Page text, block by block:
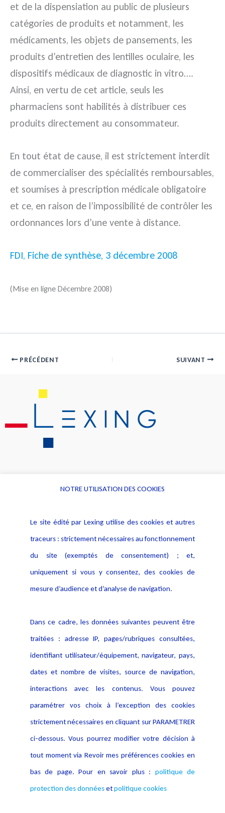
et de la dispensiation au public de plusieurs
catégories de produits et notamment, les
médicaments, les objets de pansements, les
produits d’entretien des lentilles oculaire, les
dispositifs médicaux de diagnostic in vitro….
Ainsi, en vertu de cet article, seuls les
pharmaciens sont habilités à distribuer ces
produits directement au consommateur.
En tout état de cause, il est strictement interdit
de commercialiser des spécialités remboursables,
et soumises à prescription médicale obligatoire
et ce, en raison de l’impossibilité de contrôler les
ordonnances lors d’une vente à distance.
FDI, Fiche de synthèse, 3 décembre 2008
(Mise en ligne Décembre 2008)
PRÉCÉDENT SUIVANT
Alerte professionnelle
Déclaration d'accessibilité
Notice Légale
Politique de protection des
données
Publications
NOTRE UTILISATION DES COOKIES
Le site édité par Lexing utilise des cookies et autres
traceurs : strictement nécessaires au fonctionnement
du site (exemptés de consentement) ; et,
uniquement si vous y consentez, des cookies de
mesure d’audience et d’analyse de navigation.
Dans ce cadre, les données suivantes peuvent être
traitées : adresse IP, pages/rubriques consultées,
identifiant utilisateur/équipement, navigateur, pays,
dates et nombre de visites, source de navigation,
interactions avec les contenus. Vous pouvez
paramétrer vos choix à l’exception des cookies
strictement nécessaires en cliquant sur PARAMETRER
ci-dessous. Vous pourrez modifier votre décision à
tout moment via Revoir mes préférences cookies en
bas de page. Pour en savoir plus : politique de
protection des donnéesetpolitique cookies